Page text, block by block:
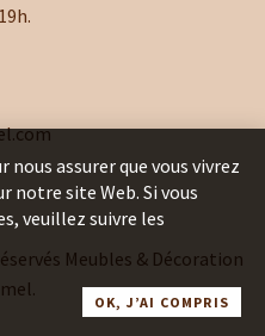
Meubles & Décoration
assurer que vous vivrez
notre site Web. Si vous
veuillez suivre les
OK, J’AI COMPRIS